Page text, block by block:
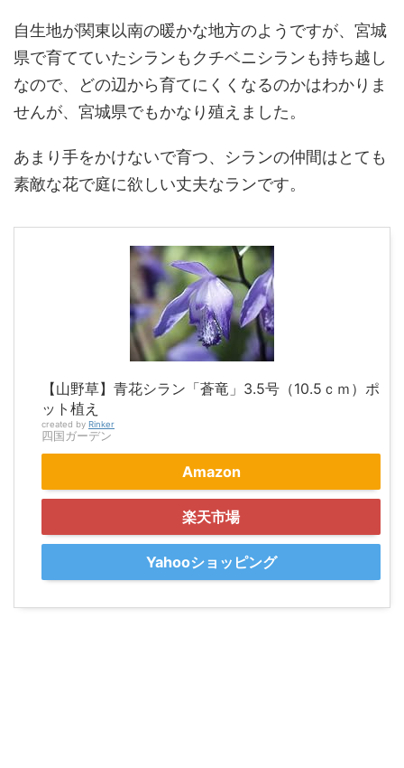
自生地が関東以南の暖かな地方のようですが、宮城
県で育てていたシランもクチベニシランも持ち越し
なので、どの辺から育てにくくなるのかはわかりま
せんが、宮城県でもかなり殖えました。
あまり手をかけないで育つ、シランの仲間はとても
素敵な花で庭に欲しい丈夫なランです。
【山野草】青花シラン「蒼竜」3.5号（10.5ｃｍ）ポ
ット植え
created by Rinker
四国ガーデン
Amazon
楽天市場
Yahooショッピング